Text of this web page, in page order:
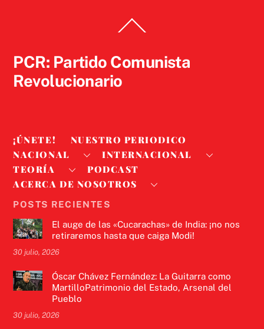
To
PCR: Partido Comunista
Revolucionario
¡ÚNETE!
NUESTRO PERIODICO
NACIONAL
INTERNACIONAL
TEORÍA
PODCAST
ACERCA DE NOSOTROS
POSTS RECIENTES
El auge de las «Cucarachas» de India: ¡no nos
retiraremos hasta que caiga Modi!
30 julio, 2026
Óscar Chávez Fernández: La Guitarra como
MartilloPatrimonio del Estado, Arsenal del
Pueblo
30 julio, 2026